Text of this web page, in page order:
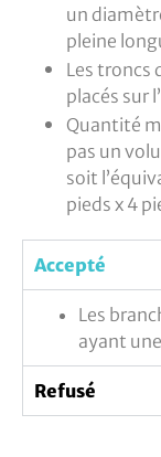
un
pleine
Les troncs
placés sur
Quantité
pas un
soit
pieds x 4
Accepté
Les
ayant
Refusé